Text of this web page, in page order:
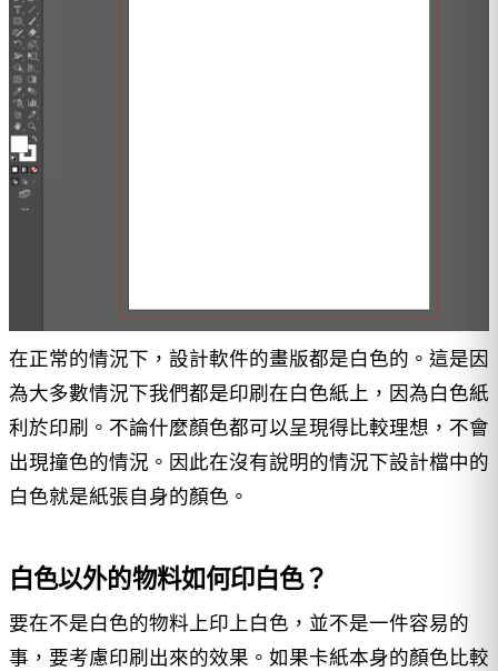
在正常的情況下，設計軟件的畫版都是白色的。這是因
為大多數情況下我們都是印刷在白色紙上，因為白色紙
利於印刷。不論什麼顏色都可以呈現得比較理想，不會
出現撞色的情況。因此在沒有說明的情況下設計檔中的
白色就是紙張自身的顏色。
白色以外的物料如何印白色？
要在不是白色的物料上印上白色，並不是一件容易的
事，要考慮印刷出來的效果。如果卡紙本身的顏色比較